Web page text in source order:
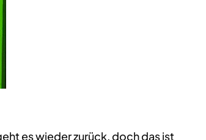
es wieder zurück, doch das ist